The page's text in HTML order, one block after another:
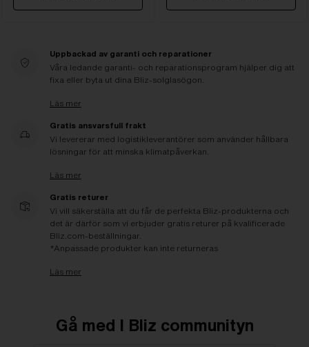
Uppbackad av garanti och reparationer
Våra ledande garanti- och reparationsprogram hjälper dig att
fixa eller byta ut dina Bliz-solglasögon.
Läs mer
Gratis ansvarsfull frakt
Vi levererar med logistikleverantörer som använder hållbara
lösningar för att minska klimatpåverkan.
Läs mer
Gratis returer
Vi vill säkerställa att du får de perfekta Bliz-produkterna och
det är därför som vi erbjuder gratis returer på kvalificerade
Bliz.com-beställningar.
*Anpassade produkter kan inte returneras
Läs mer
Gå med I Bliz communityn